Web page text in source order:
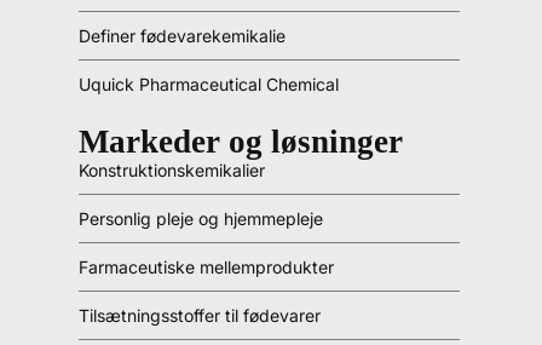
Definer fødevarekemikalie
Uquick Pharmaceutical Chemical
Markeder og løsninger
Konstruktionskemikalier
Personlig pleje og hjemmepleje
Farmaceutiske mellemprodukter
Tilsætningsstoffer til fødevarer